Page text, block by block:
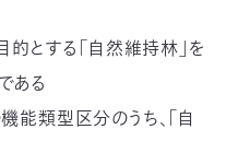
とする「自然維持林」を
ある
能類型区分のうち、「自